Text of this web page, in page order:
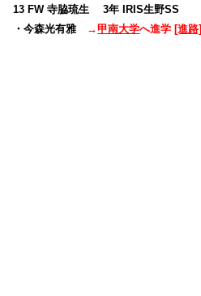
13 FW 寺脇琉生 3年 IRIS生野SS
・今森光有雅→甲南大学へ進学 [進路]